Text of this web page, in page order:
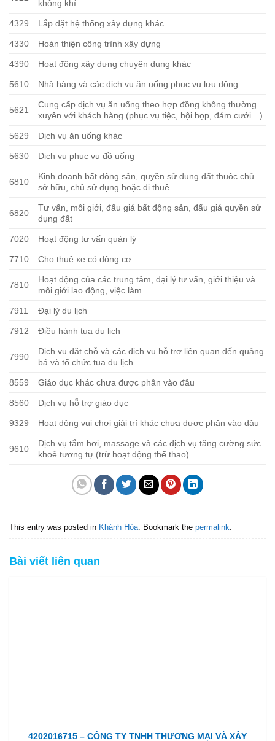
không khí
4329 Lắp đặt hệ thống xây dựng khác
4330 Hoàn thiện công trình xây dựng
4390 Hoạt động xây dựng chuyên dụng khác
5610 Nhà hàng và các dịch vụ ăn uống phục vụ lưu động
5621
Cung cấp dịch vụ ăn uống theo hợp đồng không thường
xuyên với khách hàng (phục vụ tiệc, hội họp, đám cưới…)
5629 Dịch vụ ăn uống khác
5630 Dịch vụ phục vụ đồ uống
6810
Kinh doanh bất động sản, quyền sử dụng đất thuộc chủ
sở hữu, chủ sử dụng hoặc đi thuê
6820
Tư vấn, môi giới, đấu giá bất động sản, đấu giá quyền sử
dụng đất
7020 Hoạt động tư vấn quản lý
7710 Cho thuê xe có động cơ
7810
Hoạt động của các trung tâm, đại lý tư vấn, giới thiệu và
môi giới lao động, việc làm
7911 Đại lý du lịch
7912 Điều hành tua du lịch
7990
Dịch vụ đặt chỗ và các dịch vụ hỗ trợ liên quan đến quảng
bá và tổ chức tua du lịch
8559 Giáo dục khác chưa được phân vào đâu
8560 Dịch vụ hỗ trợ giáo dục
9329 Hoạt động vui chơi giải trí khác chưa được phân vào đâu
9610
Dịch vụ tắm hơi, massage và các dịch vụ tăng cường sức
khoẻ tương tự (trừ hoạt động thể thao)
This entry was posted in Khánh Hòa. Bookmark the permalink.
Bài viết liên quan
4202016715 – CÔNG TY TNHH THƯƠNG MẠI VÀ XÂY